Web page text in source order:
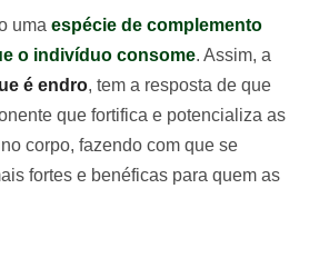
uma espécie de complemento
o indivíduo consome. Assim, a
é endro, tem a resposta de que
que fortifica e potencializa as
corpo, fazendo com que se
fortes e benéficas para quem as